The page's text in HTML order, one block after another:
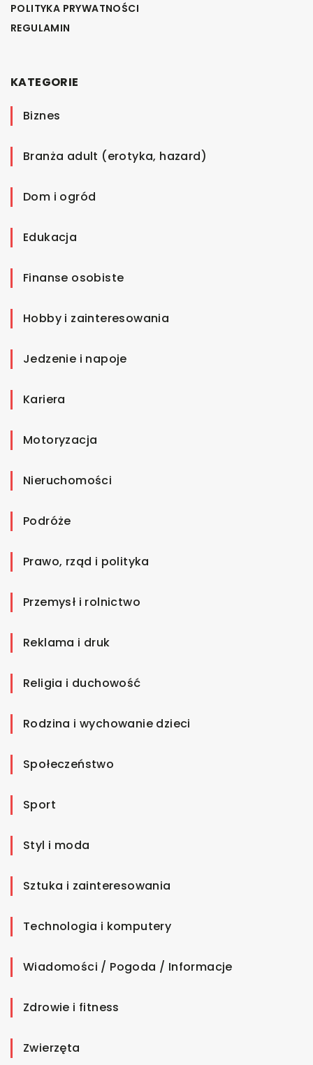
POLITYKA PRYWATNOŚCI
REGULAMIN
KATEGORIE
Biznes
Branża adult (erotyka, hazard)
Dom i ogród
Edukacja
Finanse osobiste
Hobby i zainteresowania
Jedzenie i napoje
Kariera
Motoryzacja
Nieruchomości
Podróże
Prawo, rząd i polityka
Przemysł i rolnictwo
Reklama i druk
Religia i duchowość
Rodzina i wychowanie dzieci
Społeczeństwo
Sport
Styl i moda
Sztuka i zainteresowania
Technologia i komputery
Wiadomości / Pogoda / Informacje
Zdrowie i fitness
Zwierzęta